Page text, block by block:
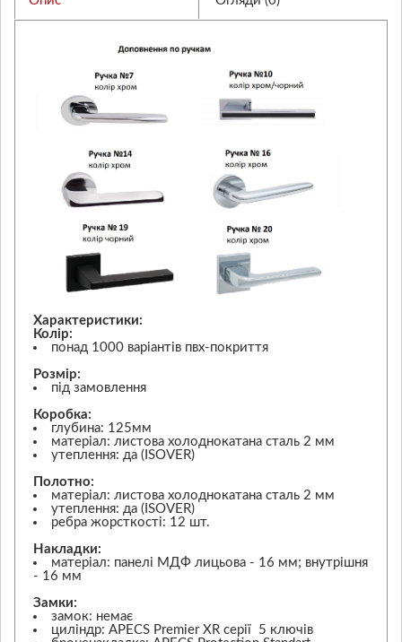
Характеристики:
Колір:
понад 1000 варіантів пвх-покриття
Розмір:
під замовлення
Коробка:
глубина: 125мм
матеріал: листова холоднокатана сталь 2 мм
утеплення: да (ISOVER)
Полотно:
матеріал: листова холоднокатана сталь 2 мм
утеплення: да (ISOVER)
ребра жорсткості: 12 шт.
Накладки:
матеріал: панелі МДФ лицьова - 16 мм; внутрішня
- 16 мм
Замки:
замок: немає
циліндр: APECS Premier XR серії 5 ключів